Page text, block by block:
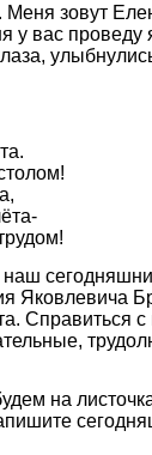
Меня зовут
у вас проведу
Яковлевича
Справиться с
на